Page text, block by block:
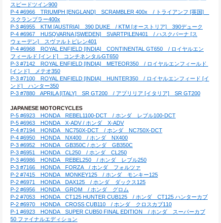
スピードツイン900
P-4 #6966　TRIUMPH [ENGLAND]　SCRAMBLER 400x　/ トライアンフ [英国]
スクランブラー400x
P-3 #6955　KTM [AUSTRIA]　390 DUKE　/ KTM [オーストリア]　390デューク
P-4 #6967　HUSQVARNA [SWEDEN]　SVARTPILEN401　/ ハスクバーナ [ス
ウェーデン]　スヴァルトピレン401
P-4 #6968　ROYAL ENFIELD [INDIA]　CONTINENTAL GT650　/ ロイヤルエン
フィールド [インド]　コンチネンタルGT650
P-3 #7142　ROYAL ENFIELD [INDIA]　METEOR350　/ ロイヤルエンフィールド
[インド]　メテオ350
P-3 #7100　ROYAL ENFIELD [INDIA]　HUNTER350　/ ロイヤルエンフィード [イ
ンド]　ハンター350
P-3 #7880　APRILA [ITALY]　SR GT200　/ アプリリア [イタリア]　SR GT200
JAPANESE MOTORCYCLES
P-5 #6923　HONDA　REBEL1100-DCT　/ ホンダ　レブル100-DCT
P-5 #6963　HONDA　X-ADV / ホンダ　X-ADV
P-4 #7194　HONDA　NC750X-DCT　/ ホンダ　NC750X-DCT
P-4 #6950　HONDA　NX400　/ ホンダ　NX400
P-3 #6952　HONDA　GB350C / ホンダ　GB350C
P-3 #6951　HONDA　CL250　/ ホンダ　CL250
P-3 #6986　HONDA　REBEL250　/ ホンダ　レブル250
P-3 #7166　HONDA　FORZA　/ ホンダ　フォルツァ
P-2 #7415　HONDA　MONKEY125　/ ホンダ　モンキー125
P-2 #6971　HONDA　DAX125　/ ホンダ　ダックス125
P-2 #6956　HONDA　GROM　/ ホンダ　グロム
P-2 #7053　HONDA　CT125 HUNTER CUB125　/ ホンダ　CT125 ハンターカブ
P-2 #6970　HONDA　CROSS CUB110　/ ホンダ　クロスカブ110
P-1 #6923　HONDA　SUPER CUB50 FINAL EDITION　/ ホンダ　スーパーカブ
50 ファイナルエディション